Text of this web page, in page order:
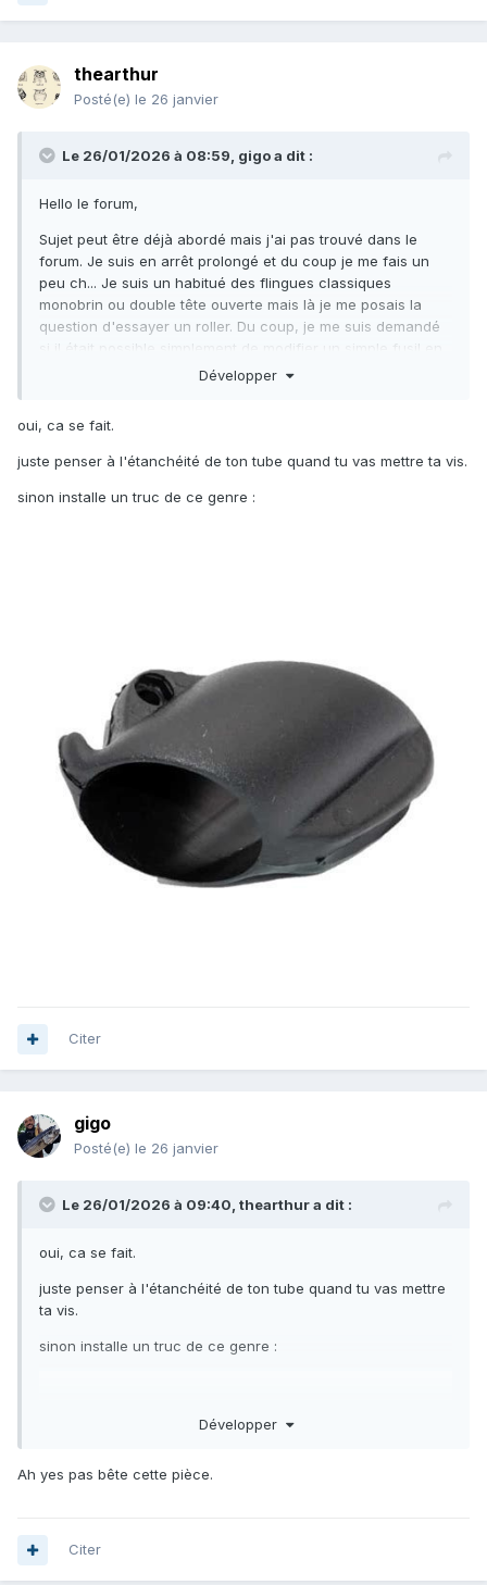
thearthur
Posté(e) le 26 janvier
Le 26/01/2026 à 08:59, gigoa dit :
Hello le forum,
Sujet peut être déjà abordé mais j'ai pas trouvé dans le
forum. Je suis en arrêt prolongé et du coup je me fais un
peu ch... Je suis un habitué des flingues classiques
monobrin ou double tête ouverte mais là je me posais la
question d'essayer un roller. Du coup, je me suis demandé
si il était possible simplement de modifier un simple fusil en
fermée. Auw dernières nouvelles la cassette tenait encore
vis en dessous pour le retour du sandow et zou ?
Développer
oui, ca se fait.
juste penser à l'étanchéité de ton tube quand tu vas mettre ta vis.
sinon installe un truc de ce genre :
Citer
gigo
Posté(e) le 26 janvier
Le 26/01/2026 à 09:40, thearthura dit :
oui, ca se fait.
juste penser à l'étanchéité de ton tube quand tu vas mettre
ta vis.
sinon installe un truc de ce genre :
Développer
Ah yes pas bête cette pièce.
Citer